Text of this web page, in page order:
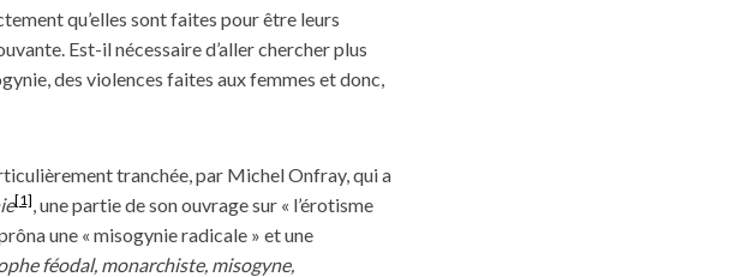
qu’elles sont faites pour être leurs
Est-il nécessaire d’aller chercher plus
des violences faites aux femmes et donc,
tranchée, par Michel Onfray, qui a
[1] , une partie de son ouvrage sur « l’érotisme
prôna une « misogynie radicale » et une
féodal, monarchiste, misogyne,